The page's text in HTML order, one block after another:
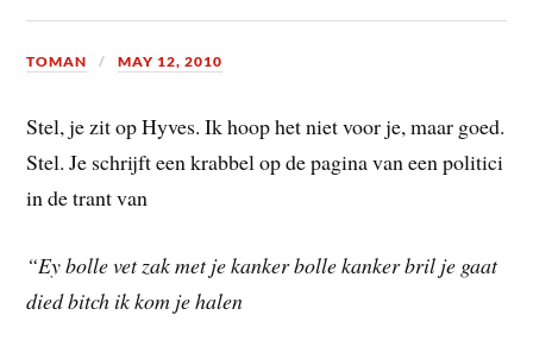
TOMAN MAY 12, 2010
Stel, je zit op Hyves. Ik hoop het niet voor je, maar goed.
Stel. Je schrijft een krabbel op de pagina van een politici
in de trant van
“Ey bolle vet zak met je kanker bolle kanker bril je gaat
died bitch ik kom je halen